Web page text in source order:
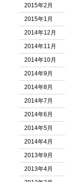
2015年2月
2015年1月
2014年12月
2014年11月
2014年10月
2014年9月
2014年8月
2014年7月
2014年6月
2014年5月
2014年4月
2013年9月
2013年4月